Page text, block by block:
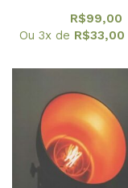
do Hifem
R$99,00
Ou 3x de R$33,00